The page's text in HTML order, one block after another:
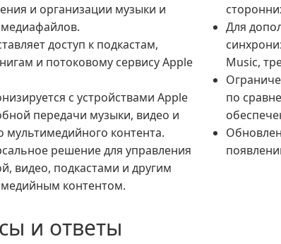
и организации музыки и
медиафайлов.
доступ к подкастам,
и потоковому сервису Apple
с устройствами Apple
передачи музыки, видео и
мультимедийного контента.
решение для управления
видео, подкастами и другим
контентом.
Для
Music,
по
и ответы